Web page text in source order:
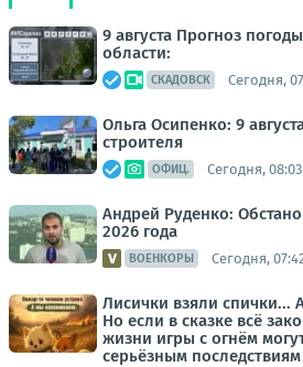
9 августа Прогноз
области:
СКАДОВСК Сегодня,
Ольга Осипенко: 9
строителя
ОФИЦ. Сегодня, 08:03
Андрей Руденко:
2026 года
ВОЕНКОРЫ Сегодня,
Лисички взяли спички...
Но если в сказке всё
жизни игры с огнём
серьёзным последствиям